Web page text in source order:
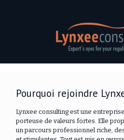
Pourquoi rejoindre
Lynxee consulting est une
porteuse de valeurs fortes. Elle
un parcours professionnel riche,